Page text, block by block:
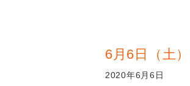
6月6日（土
2020年6月6日